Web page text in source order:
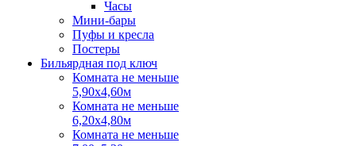
Часы
Мини-бары
Пуфы и кресла
Постеры
Бильярдная под ключ
Комната не меньше
5,90х4,60м
Комната не меньше
6,20х4,80м
Комната не меньше